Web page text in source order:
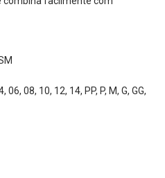
06, 08, 10, 12, 14, PP, P, M, G, GG,